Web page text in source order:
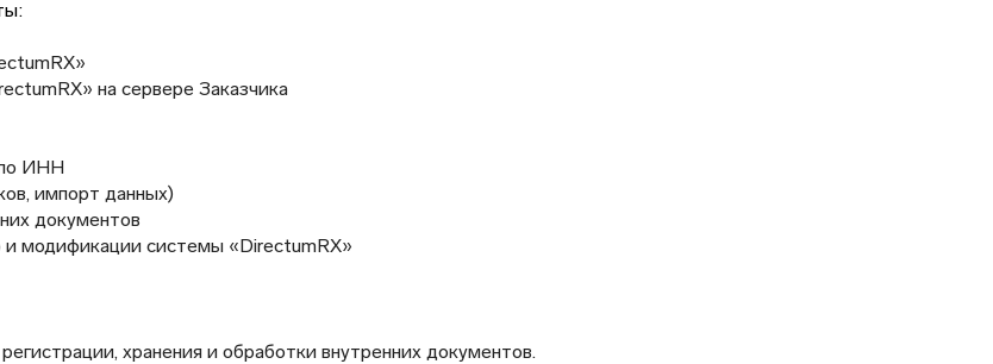
на сервере Заказчика
по ИНН
импорт данных)
документов
и модификации системы «DirectumRX»
хранения и обработки внутренних документов.